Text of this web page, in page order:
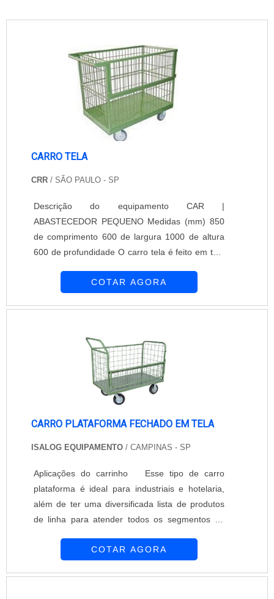
CARRO TELA
CRR / SÃO PAULO - SP
Descrição do equipamento CAR |
ABASTECEDOR PEQUENO Medidas (mm) 850
de comprimento 600 de largura 1000 de altura
600 de profundidade O carro tela é feito em tela
uma grande cesta que permite o transporte
possui ainda uma haste horizontal, destinada à
COTAR AGORA
CARRO PLATAFORMA FECHADO EM TELA
ISALOG EQUIPAMENTO / CAMPINAS - SP
Aplicações do carrinho Esse tipo de carro
plataforma é ideal para industriais e hotelaria,
além de ter uma diversificada lista de produtos
de linha para atender todos os segmentos de
Indústrias; Distribuidoras; Condomínios; Hotéis;
COTAR AGORA